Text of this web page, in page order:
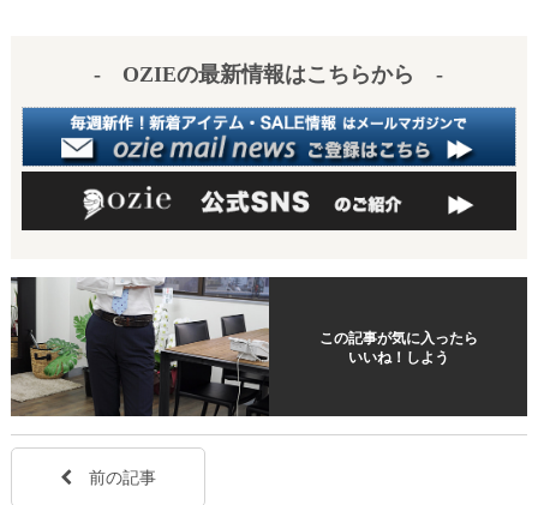
a
- OZIEの最新情報はこちらから -
この記事が気に入ったら
いいね！しよう
前の記事